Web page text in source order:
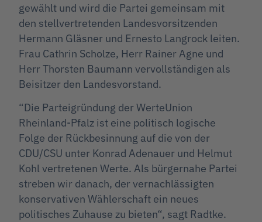
gewählt und wird die Partei gemeinsam mit
den stellvertretenden Landesvorsitzenden
Hermann Gläsner und Ernesto Langrock leiten.
Frau Cathrin Scholze, Herr Rainer Agne und
Herr Thorsten Baumann vervollständigen als
Beisitzer den Landesvorstand.
“Die Parteigründung der WerteUnion
Rheinland-Pfalz ist eine politisch logische
Folge der Rückbesinnung auf die von der
CDU/CSU unter Konrad Adenauer und Helmut
Kohl vertretenen Werte. Als bürgernahe Partei
streben wir danach, der vernachlässigten
konservativen Wählerschaft ein neues
politisches Zuhause zu bieten“, sagt Radtke.